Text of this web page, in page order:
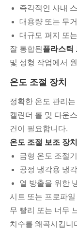
즉각적인 사내
대용량 또는 무
대규모 퍼지 또
잘 통합된 플라스틱
및 성형 작업에서
온도 조절 장치
정확한 온도 관리
캘린더 롤 및 다운
건이 필요합니다.
온도 조절 보조 장
금형 온도 조절
공정 냉각용 냉각
열 방출을 위한
시트 또는 프로파
무 빨리 또는 너무
치수를 왜곡시킵니